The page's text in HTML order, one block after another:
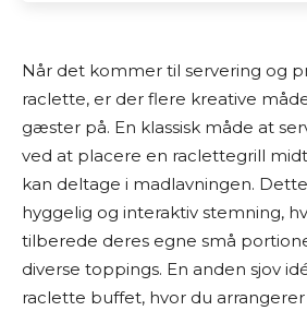
fra min side. Jeg elsker at dykke
sammenligne muligheder og
med andre, der også vil finde
hjemmet.
Jeg laver ikke fysiske tests af
Mine “tests” og anbefalinger er
grundig research. Det betyder,
producentoplysninger,
Når det kommer til servering og
raclette, er der flere kreative
gæster på. En klassisk måde at
ved at placere en raclettegrill
kan deltage i madlavningen.
hyggelig og interaktiv stemning,
tilberede deres egne små
diverse toppings. En anden sjov
raclette buffet, hvor du